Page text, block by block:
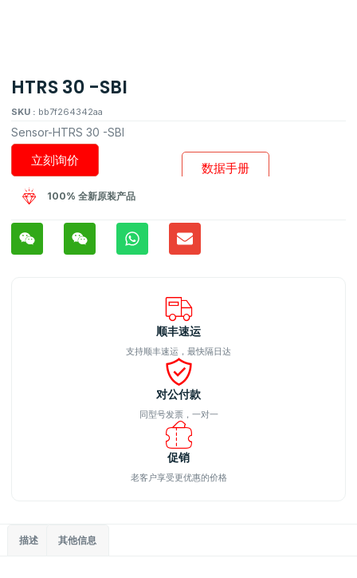
HTRS 30 -SBI
SKU : bb7f264342aa
Sensor-HTRS 30 -SBI
数据手册
立刻询价
100% 全新原装产品
顺丰速运
支持顺丰速运，最快隔日达
对公付款
同型号发票，一对一
促销
老客户享受更优惠的价格
描述 其他信息